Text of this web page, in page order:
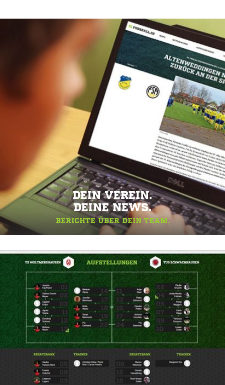
DEIN VEREIN.
DEINE NEWS.
BERICHTE ÜBER DEIN TEAM.